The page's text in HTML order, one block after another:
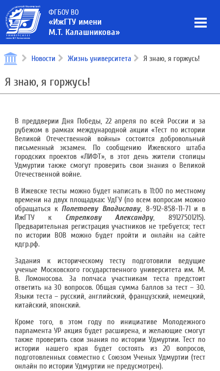
ФГБОУ ВО
«ИжГТУ имени
М.Т. Калашникова»
Новости Жизнь университета Я знаю, я горжусь!
Я знаю, я горжусь!
В преддверии Дня Победы, 22 апреля по всей России и за
рубежом в рамках международной акции «Тест по истории
Великой Отечественной войны» состоится добровольный
письменный экзамен. По сообщению Ижевского штаба
городских проектов «ЛИФТ», в этот день жители столицы
Удмуртии также смогут проверить свои знания о Великой
Отечественной войне.
В Ижевске тесты можно будет написать в 11:00 по местному
времени на двух площадках: УдГУ (по всем вопросам можно
обращаться к Полетаеву Владиславу, 8-912-858-11-71 и в
ИжГТУ к Стрелкову Александру, 89127501215).
Предварительная регистрация участников не требуется; тест
по истории ВОВ можно будет пройти и онлайн на сайте
кдгр.рф.
Задания к историческому тесту подготовили ведущие
ученые Московского государственного университета им. М.
В. Ломоносова. За полчаса участникам теста предстоит
ответить на 30 вопросов. Общая сумма баллов за тест – 30.
Языки теста – русский, английский, французский, немецкий,
китайский, японский.
Кроме того, в этом году по инициативе Молодежного
парламента УР акция будет расширена, и желающие смогут
также проверить свои знания по истории Удмуртии. Тест по
истории нашего края будет состоять из 20 вопросов,
подготовленных совместно с Союзом Ученых Удмуртии (тест
онлайн по истории Удмуртии не предусмотрен).